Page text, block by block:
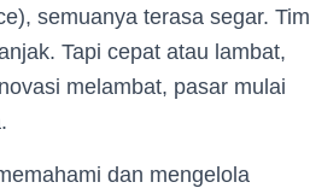
semuanya terasa segar. Tim
Tapi cepat atau lambat,
melambat, pasar mulai
dan mengelola